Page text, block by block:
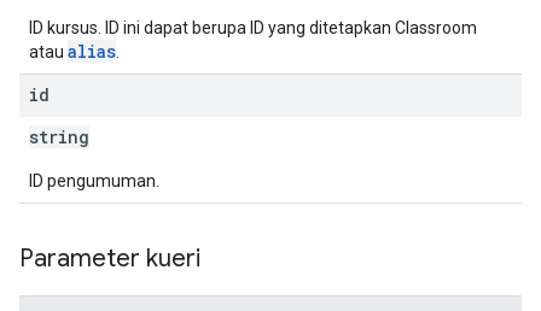
ID kursus. ID ini dapat berupa ID yang ditetapkan Classroom
atau alias
id
string
ID pengumuman.
Parameter kueri